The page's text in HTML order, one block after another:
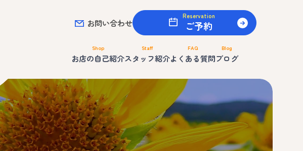
お問い合わせ
Reservation
ご予約
Shop
お店の自己紹介
Staff
スタッフ紹介
FAQ
よくある質問
Blog
ブログ